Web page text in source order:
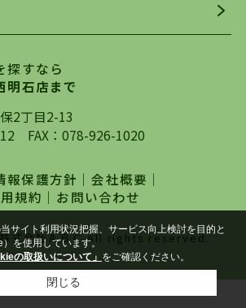
最大級の情報取扱量を誇ってお
限られた物件をご紹介する、従来
ットを利用し、理想のお部屋を
選択していただいた物件情報に
を持ったスタッフがサポートさ
タイルを心がけております。私た
は終わらない、お客様との末長い
。初めての一人暮らしから、就
買物件の購入、などなど一生涯に
ドバイザーとして、地域に密着し
様々なお役立ちができればと強
す。ぜひ、明石市・神戸市西区で
なってる方は、お気軽にお問い合
探すなら
明石店まで
2丁目2-13
FAX：078-926-1020
報保護方針 ｜会社概要 ｜
規約 ｜ お問い合わせ
式会社ＡＢＣ All rights reserved.
サイト利用状況把握、サービス向上検討を目的と
を使用しています。
の取扱いについて」 をご確認ください。
閉じる